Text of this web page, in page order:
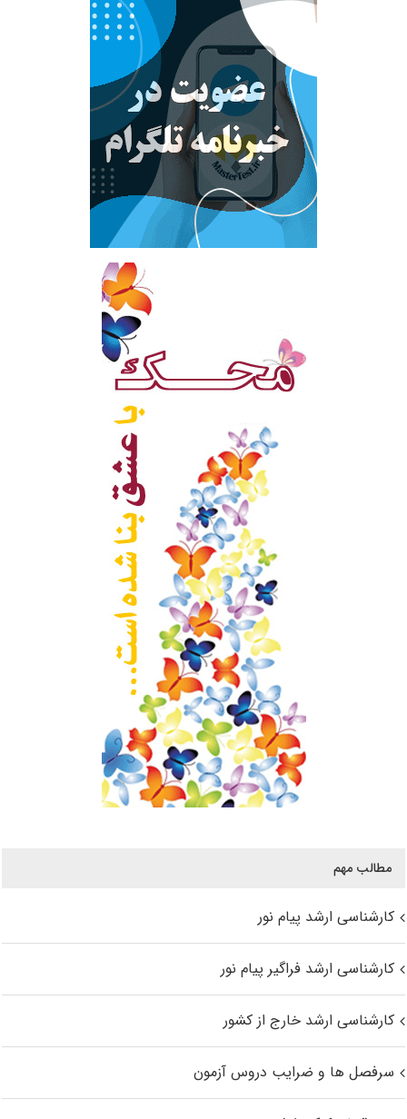
مطالب مهم
کارشناسی ارشد پیام نور
کارشناسی ارشد فراگیر پیام نور
کارشناسی ارشد خارج از کشور
سرفصل ها و ضرایب دروس آزمون